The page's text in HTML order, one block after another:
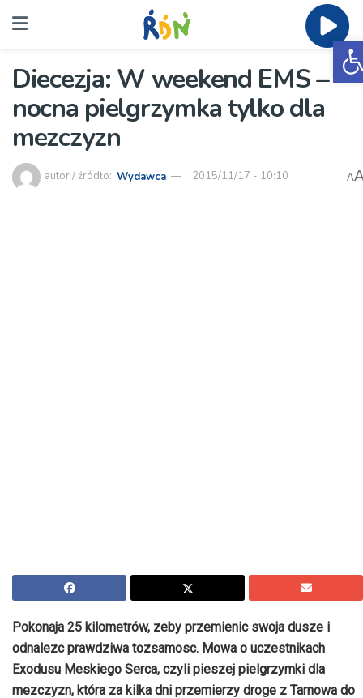
Diecezja: W weekend EMS –
nocna pielgrzymka tylko dla
mezczyzn
autor / źródło: Wydawca 2015/11/17 - 10:10 A
Pokonaja 25 kilometrów, zeby przemienic swoja dusze i
odnalezc prawdziwa tozsamosc. Mowa o uczestnikach
Exodusu Meskiego Serca, czyli pieszej pielgrzymki dla
mezczyzn, która za kilka dni przemierzy droge z Tarnowa do